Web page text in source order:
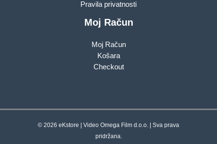
Pravila privatnosti
Moj Račun
Moj Račun
Košara
Checkout
© 2026 eKstore | Video Omega Film d.o.o. | Sva prava
pridržana.